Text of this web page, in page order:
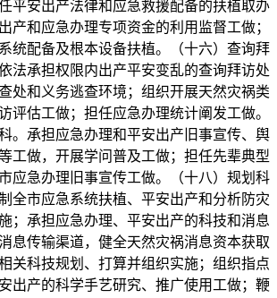
平安出产法律和应急救援配备的扶植取办
产和应急办理专项资金的利用监督工做；
统配备及根本设备扶植。（十六）查询拜
法承担权限内出产平安变乱的查询拜访处
处和义务逃查环境；组织开展天然灾祸类
评估工做；担任应急办理统计阐发工做。
。承担应急办理和平安出产旧事宣传、舆
工做，开展学问普及工做；担任先辈典型
应急办理旧事宣传工做。（十八）规划科
全市应急系统扶植、平安出产和分析防灾
；承担应急办理、平安出产的科技和消息
息传输渠道，健全天然灾祸消息资本获取
关科技规划、打算并组织实施；组织指点
出产的科学手艺研究、推广使用工做；鞭